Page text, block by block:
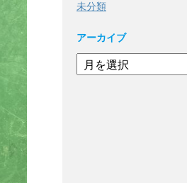
未分類
アーカイブ
ア
ー